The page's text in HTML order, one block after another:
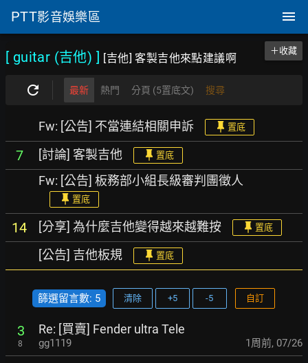
PTT影音娛樂區
[ guitar (吉他) ] [吉他] 客製吉他來點建議啊
＋收藏
最新 熱門 分頁 (5置底文) 搜尋
Fw: [公告] 不當連結相關申訴 置底
7 [討論] 客製吉他 置底
Fw: [公告] 板務部小組長級審判團徵人
置底
14 [分享] 為什麼吉他變得越來越難按 置底
[公告] 吉他板規 置底
篩選留言數: 5 清除 +5 -5 自訂
3
8
Re: [買賣] Fender ultra Tele
gg1119 1周前, 07/26